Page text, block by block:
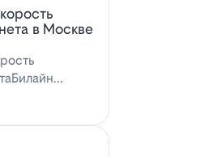
в Москве